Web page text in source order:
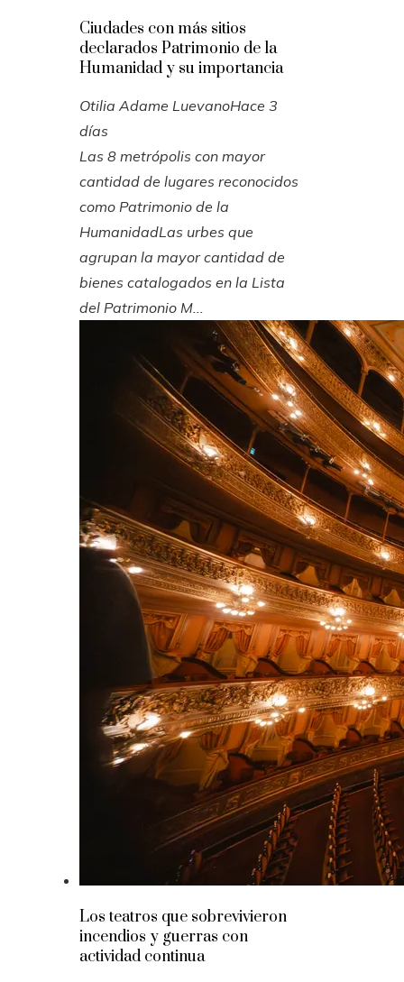
Ciudades con más sitios
declarados Patrimonio de la
Humanidad y su importancia
Otilia Adame LuevanoHace 3
días
Las 8 metrópolis con mayor
cantidad de lugares reconocidos
como Patrimonio de la
HumanidadLas urbes que
agrupan la mayor cantidad de
bienes catalogados en la Lista
del Patrimonio M...
Los teatros que sobrevivieron
incendios y guerras con
actividad continua